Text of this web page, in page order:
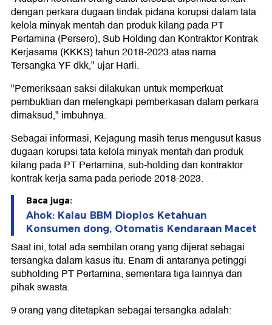
dengan perkara dugaan tindak pidana korupsi dalam tata
kelola minyak mentah dan produk kilang pada PT
Pertamina (Persero), Sub Holding dan Kontraktor Kontrak
Kerjasama (KKKS) tahun 2018-2023 atas nama
Tersangka YF dkk," ujar Harli.
"Pemeriksaan saksi dilakukan untuk memperkuat
pembuktian dan melengkapi pemberkasan dalam perkara
dimaksud," imbuhnya.
Sebagai informasi, Kejagung masih terus mengusut kasus
dugaan korupsi tata kelola minyak mentah dan produk
kilang pada PT Pertamina, sub-holding dan kontraktor
kontrak kerja sama pada periode 2018-2023.
Baca juga:
Ahok: Kalau BBM Dioplos Ketahuan
Konsumen dong, Otomatis Kendaraan Macet
Saat ini, total ada sembilan orang yang dijerat sebagai
tersangka dalam kasus itu. Enam di antaranya petinggi
subholding PT Pertamina, sementara tiga lainnya dari
pihak swasta.
9 orang yang ditetapkan sebagai tersangka adalah: